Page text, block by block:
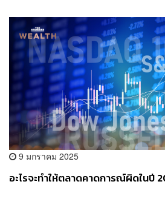
9 มกราคม 2025
อะไรจะทำให้ตลาดคาดการณ์ผิดในปี